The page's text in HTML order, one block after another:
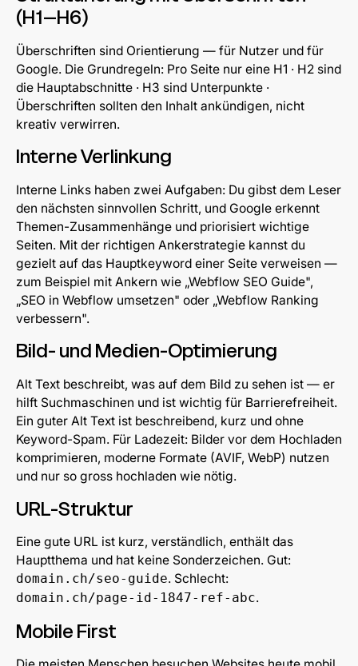
(H1–H6)
Überschriften sind Orientierung — für Nutzer und für
Google. Die Grundregeln: Pro Seite nur eine H1 · H2 sind
die Hauptabschnitte · H3 sind Unterpunkte ·
Überschriften sollten den Inhalt ankündigen, nicht
kreativ verwirren.
Interne Verlinkung
Interne Links haben zwei Aufgaben: Du gibst dem Leser
den nächsten sinnvollen Schritt, und Google erkennt
Themen-Zusammenhänge und priorisiert wichtige
Seiten. Mit der richtigen Ankerstrategie kannst du
gezielt auf das Hauptkeyword einer Seite verweisen —
zum Beispiel mit Ankern wie „Webflow SEO Guide",
„SEO in Webflow umsetzen" oder „Webflow Ranking
verbessern".
Bild- und Medien-Optimierung
Alt Text beschreibt, was auf dem Bild zu sehen ist — er
hilft Suchmaschinen und ist wichtig für Barrierefreiheit.
Ein guter Alt Text ist beschreibend, kurz und ohne
Keyword-Spam. Für Ladezeit: Bilder vor dem Hochladen
komprimieren, moderne Formate (AVIF, WebP) nutzen
und nur so gross hochladen wie nötig.
URL-Struktur
Eine gute URL ist kurz, verständlich, enthält das
Hauptthema und hat keine Sonderzeichen. Gut:
domain.ch/seo-guide. Schlecht:
domain.ch/page-id-1847-ref-abc.
Mobile First